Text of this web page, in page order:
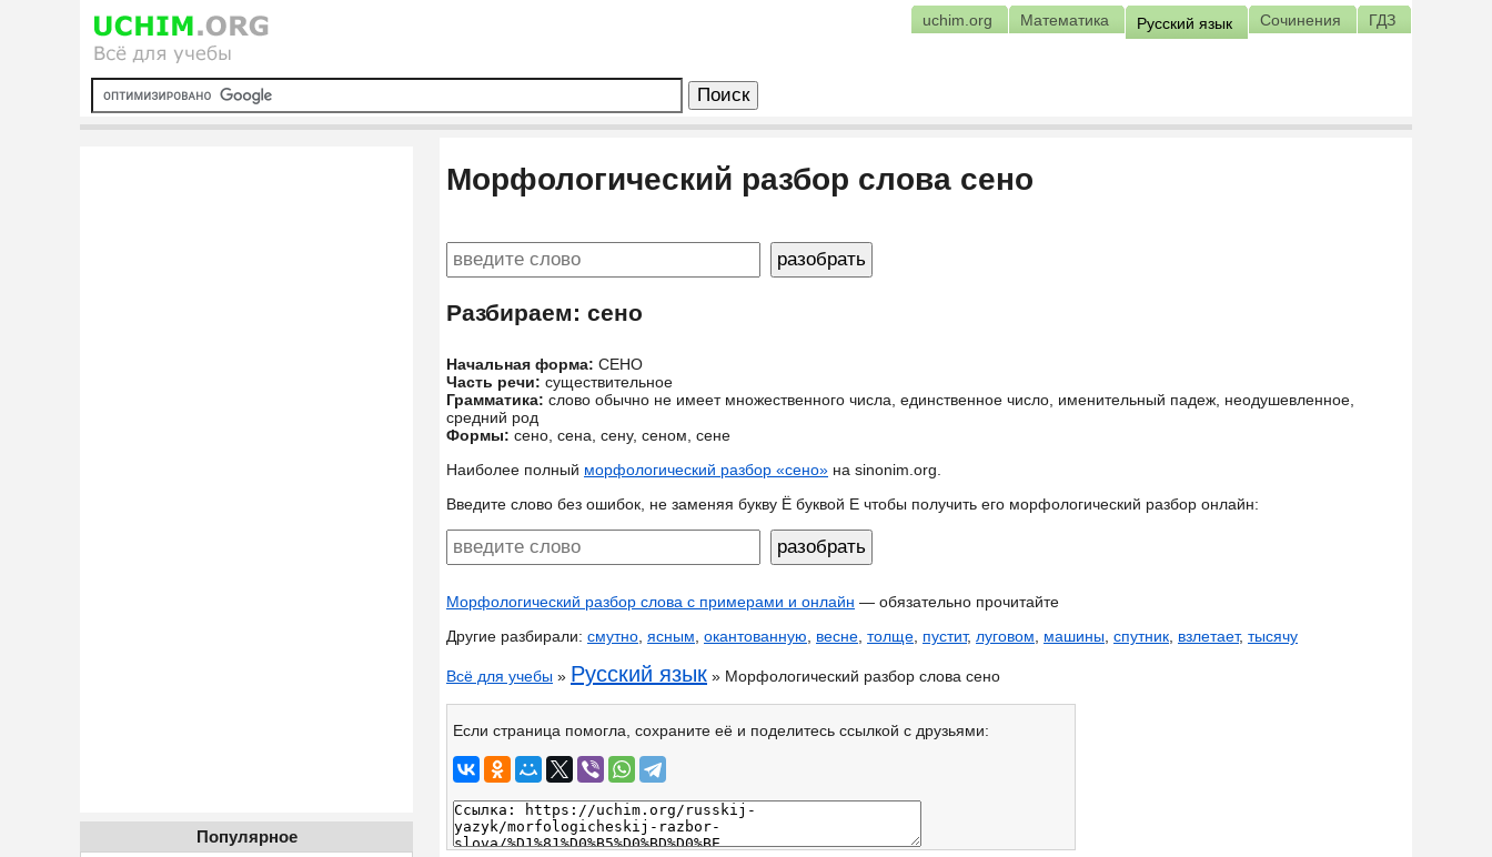
uchim.org Математика Русский язык Сочинения ГДЗ
Морфологический разбор слова сено
Разбираем: сено
Начальная форма: СЕНО
Часть речи: существительное
Грамматика: слово обычно не имеет множественного числа, единственное число, именительный падеж, неодушевленное,
средний род
Формы: сено, сена, сену, сеном, сене
Наиболее полный морфологический разбор «сено» на sinonim.org.
Введите слово без ошибок, не заменяя букву Ё буквой Е чтобы получить его морфологический разбор онлайн:
Морфологический разбор слова с примерами и онлайн — обязательно прочитайте
Другие разбирали: смутно ясным окантованную весне толще пустит, луговом машины спутник взлетает, тысячу
Всё для учебы » Русский язык » Морфологический разбор слова сено
Если страница помогла, сохраните её и поделитесь ссылкой с друзьями:
Популярное